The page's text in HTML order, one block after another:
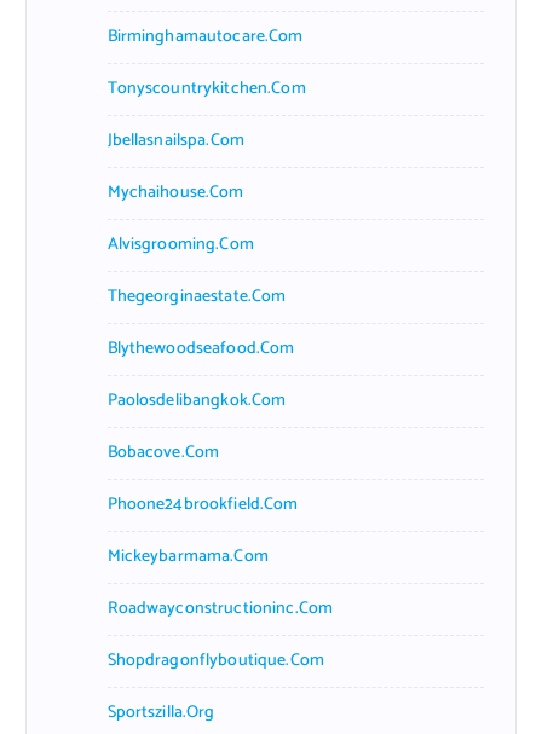
Birminghamautocare.com
Tonyscountrykitchen.com
Jbellasnailspa.com
Mychaihouse.com
Alvisgrooming.com
Thegeorginaestate.com
Blythewoodseafood.com
Paolosdelibangkok.com
Bobacove.com
Phoone24brookfield.com
Mickeybarmama.com
Roadwayconstructioninc.com
Shopdragonflyboutique.com
Sportszilla.org